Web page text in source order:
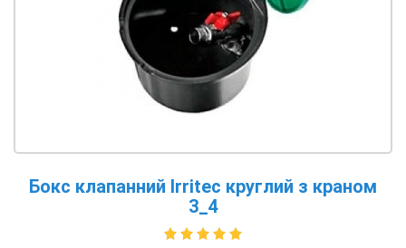
Бокс клапанний Irritec круглий з краном
3_4